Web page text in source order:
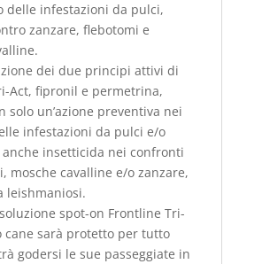
delle infestazioni da pulci,
zanzare, flebotomi e
dei due principi attivi di
Act, fipronil e permetrina,
solo un’azione preventiva nei
infestazioni da pulci e/o
anche insetticida nei confronti
mosche cavalline e/o zanzare,
leishmaniosi.
spot-on Frontline Tri-
cane sarà protetto per tutto
godersi le sue passeggiate in